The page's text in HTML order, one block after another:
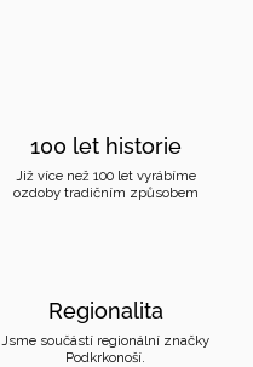
100 let historie
Již více než 100 let vyrábíme
ozdoby tradičním způsobem
Regionalita
Jsme součástí regionální značky
Podkrkonoší.